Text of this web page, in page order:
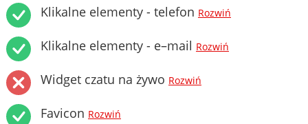
Klikalne elementy - telefon Rozwiń
Klikalne elementy - e–mail Rozwiń
Widget czatu na żywo Rozwiń
Favicon Rozwiń